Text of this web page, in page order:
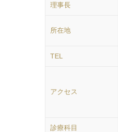
理事長
所在地
TEL
アクセス
診療科目